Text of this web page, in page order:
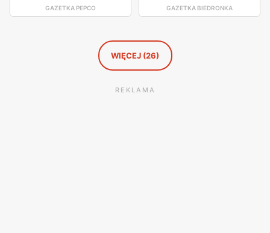
GAZETKA PEPCO GAZETKA BIEDRONKA
WIĘCEJ (26)
REKLAMA